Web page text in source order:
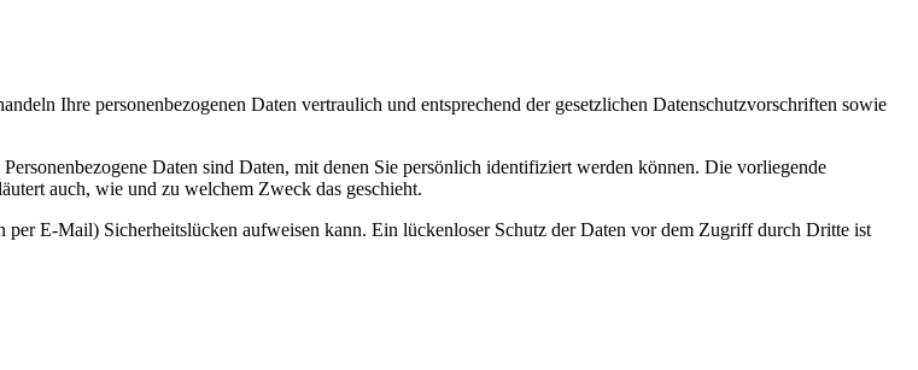
Ihre personenbezogenen Daten vertraulich und entsprechend der gesetzlichen Datenschutzvorschriften sowie
Daten sind Daten, mit denen Sie persönlich identifiziert werden können. Die vorliegende
auch, wie und zu welchem Zweck das geschieht.
E-Mail) Sicherheitslücken aufweisen kann. Ein lückenloser Schutz der Daten vor dem Zugriff durch Dritte ist